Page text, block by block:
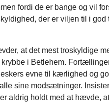
fordi de er bange og vil
der er viljen til i god
at det mest troskyldige
krybbe i Betlehem.
evne til kærlighed og
sine modsætninger.
aldrig holdt med at hævde,